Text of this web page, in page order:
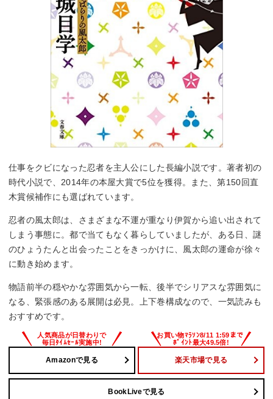
仕事をクビになった忍者を主人公にした長編小説です。著者初の
時代小説で、2014年の本屋大賞で5位を獲得。また、第150回直
木賞候補作にも選ばれています。
忍者の風太郎は、さまざまな不運が重なり伊賀から追い出されて
しまう事態に。都で当てもなく暮らしていましたが、ある日、謎
のひょうたんと出会ったことをきっかけに、風太郎の運命が徐々
に動き始めます。
物語前半の穏やかな雰囲気から一転、後半でシリアスな雰囲気に
なる、緊張感のある展開は必見。上下巻構成なので、一気読みも
おすすめです。
Amazonで見る 楽天市場で見る
BookLiveで見る